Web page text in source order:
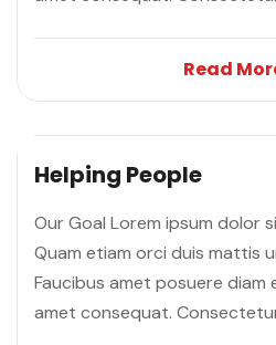
Read
Helping People
Our Goal Lorem ipsum dolor
Quam etiam orci duis mattis
Faucibus amet posuere diam
amet consequat.